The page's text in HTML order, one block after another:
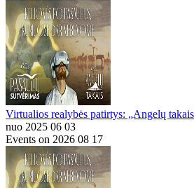
Virtualios realybės patirtys: „Angelų
nuo 2025 06 03
Events on 2026 08 17